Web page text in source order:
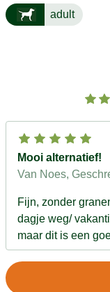
adult
Mooi alternatief!
Van Noes,
Fijn, zonder
dagje weg/
maar dit is een
reuzehandig om
geen probleem ;